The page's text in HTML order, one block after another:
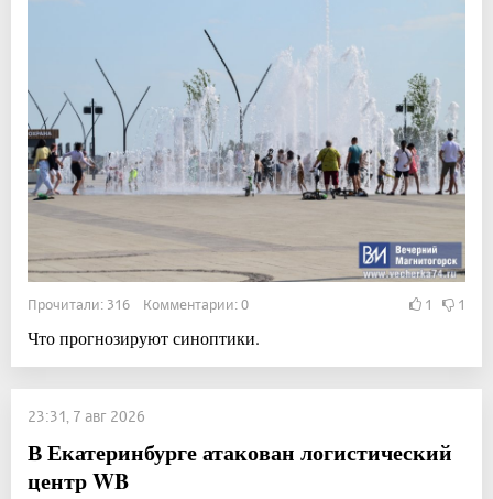
Прочитали: 316 Комментарии: 0 1 1
Что прогнозируют синоптики.
23:31, 7 авг 2026
В Екатеринбурге атакован логистический
центр WB